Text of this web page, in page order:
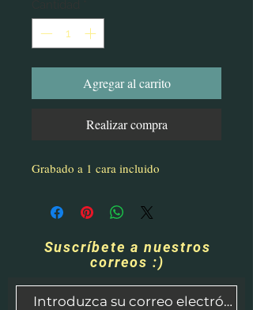
Agregar al carrito
Realizar compra
Grabado a 1 cara incluido
Suscríbete a nuestros
correos :)